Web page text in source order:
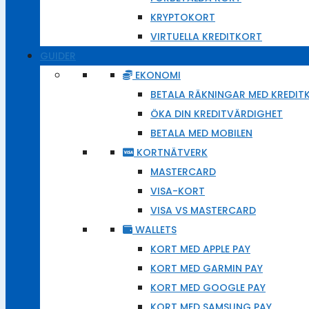
KRYPTOKORT
VIRTUELLA KREDITKORT
GUIDER
EKONOMI
BETALA RÄKNINGAR MED
ÖKA DIN KREDITVÄRDIGHET
BETALA MED MOBILEN
KORTNÄTVERK
MASTERCARD
VISA-KORT
VISA VS MASTERCARD
WALLETS
KORT MED APPLE PAY
KORT MED GARMIN PAY
KORT MED GOOGLE PAY